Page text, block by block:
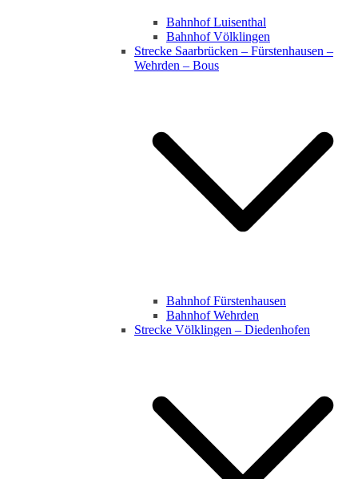
Bahnhof Luisenthal
Bahnhof Völklingen
Strecke Saarbrücken – Fürstenhausen –
Wehrden – Bous
Bahnhof Fürstenhausen
Bahnhof Wehrden
Strecke Völklingen – Diedenhofen